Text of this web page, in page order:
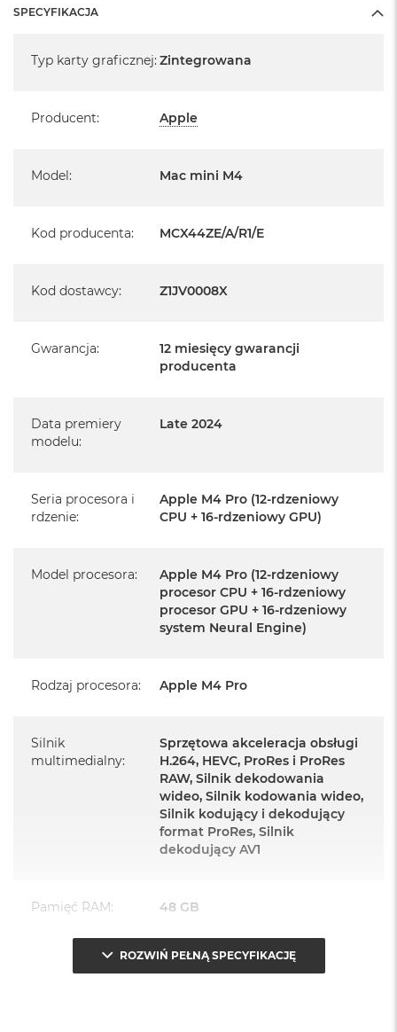
Informacje o produkcie:
Pochodzi od polskiego, oficjalnego dystrybutora Apple.
Realizowaną w każdym autoryzowanym punkcie
Szczegółowe informacje na ten temat uzyskają Państwo
Posiada system operacyjny macOS w języku
polskim oraz polskie menu
Mac mini
Przewód zasilający (1,8m)
mierzy 12,7 cm, więc komputer z łatwością zmieści się pod
monitorem, ale możesz swobodnie postawić go, gdzie
SPECYFIKACJA
Typ karty graficznej: Zintegrowana
Producent: Apple
Model: Mac mini M4
Kod producenta: MCX44ZE/A/R1/E
Kod dostawcy: Z1JV0008X
Gwarancja:
12 miesięcy gwarancji
producenta
Data premiery
modelu:
Late 2024
Seria procesora i
rdzenie:
Apple M4 Pro (12-rdzeniowy
CPU + 16-rdzeniowy GPU)
Model procesora:
Apple M4 Pro (12-rdzeniowy
procesor CPU + 16-rdzeniowy
procesor GPU + 16-rdzeniowy
system Neural Engine)
Rodzaj procesora: Apple M4 Pro
Silnik
multimedialny:
Sprzętowa akceleracja obsługi
H.264, HEVC, ProRes i ProRes
RAW, Silnik dekodowania
wideo, Silnik kodowania wideo,
Silnik kodujący i dekodujący
format ProRes, Silnik
dekodujący AV1
Pamięć RAM: 48 GB
Zunifikowana
ROZWIŃ PEŁNĄ SPECYFIKACJĘ